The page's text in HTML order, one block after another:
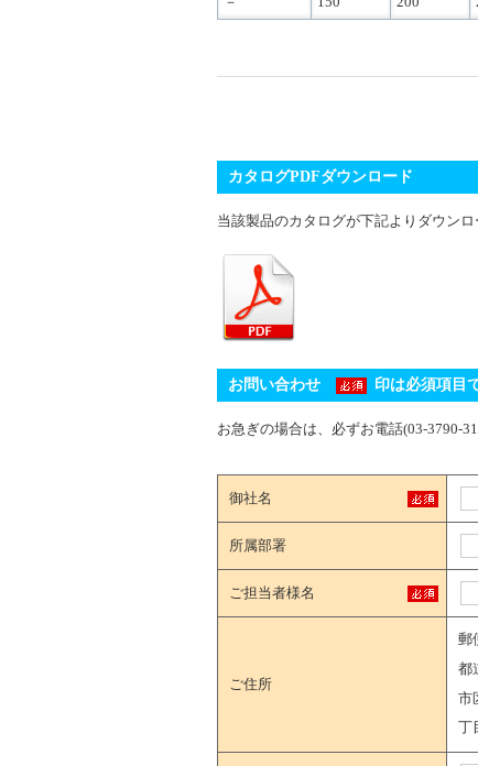
カタログPDFダウンロード
当該製品のカタログが下記よりダウンロ
お問い合わせ 印は必須項目
お急ぎの場合は、必ずお電話(03-3790-
御社名
所属部署
ご担当者様名
ご住所
郵
都
市
丁